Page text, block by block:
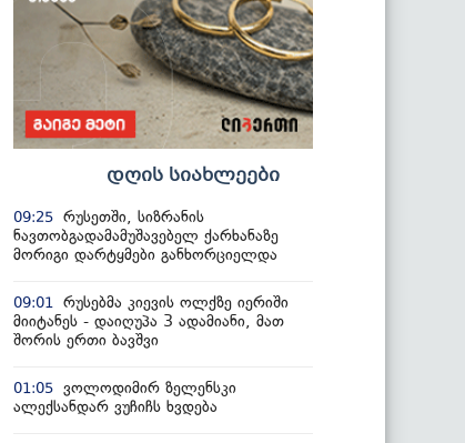
დღის სიახლეები
09:25 რუსეთში, სიზრანის
ნავთობგადამამუშავებელ ქარხანაზე
მორიგი დარტყმები განხორციელდა
09:01
რუსებმა კიევის ოლქზე იერიში
მიიტანეს - დაიღუპა 3 ადამიანი, მათ
შორის ერთი ბავშვი
01:05 ვოლოდიმირ ზელენსკი
ალექსანდარ ვუჩიჩს ხვდება